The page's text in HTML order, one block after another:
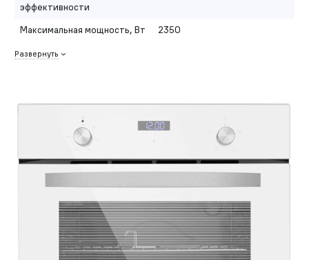
эффективности
Максимальная мощность, Вт 2350
Развернуть